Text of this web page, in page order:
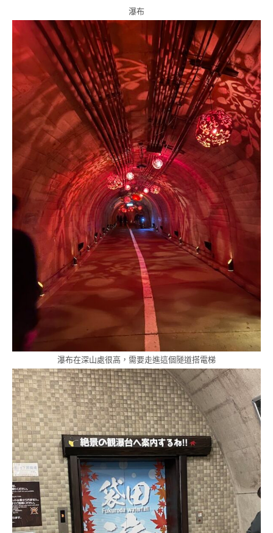
瀑布
瀑布在深山處很高，需要走進這個隧道搭電梯